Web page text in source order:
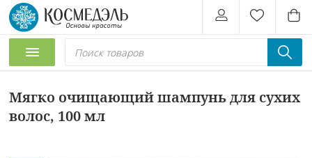
Мягко очищающий шампунь для сухих
волос, 100 мл